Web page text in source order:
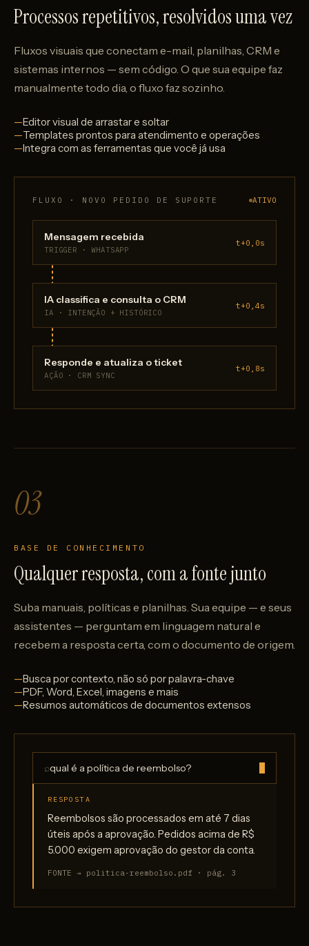
Processos repetitivos, resolvidos uma vez
Fluxos visuais que conectam e-mail, planilhas, CRM e
sistemas internos — sem código. O que sua equipe faz
manualmente todo dia, o fluxo faz sozinho.
Editor visual de arrastar e soltar
Templates prontos para atendimento e operações
Integra com as ferramentas que você já usa
FLUXO · NOVO PEDIDO DE SUPORTE ATIVO
Mensagem recebida
TRIGGER · WHATSAPP
t+0,0s
IA classifica e consulta o CRM
IA · INTENÇÃO + HISTÓRICO
t+0,4s
Responde e atualiza o ticket
AÇÃO · CRM SYNC
t+0,8s
03
BASE DE CONHECIMENTO
Qualquer resposta, com a fonte junto
Suba manuais, políticas e planilhas. Sua equipe — e seus
assistentes — perguntam em linguagem natural e
recebem a resposta certa, com o documento de origem.
Busca por contexto, não só por palavra-chave
PDF, Word, Excel, imagens e mais
Resumos automáticos de documentos extensos
⌕qual é a política de reembolso?
RESPOSTA
Reembolsos são processados em até 7 dias
úteis após a aprovação. Pedidos acima de R$
5.000 exigem aprovação do gestor da conta.
FONTE → politica-reembolso.pdf · pág. 3